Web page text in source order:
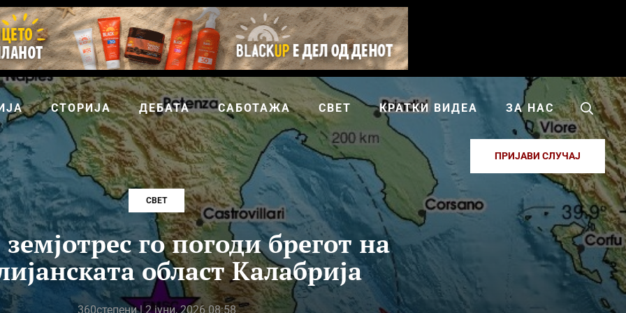
СТОРИЈА ДЕБАТА САБОТАЖА СВЕТ КРАТКИ ВИДЕА ЗА НАС
ПРИЈАВИ СЛУЧАЈ
СВЕТ
го погоди брегот на
област Калабрија
360степени| 2 јуни, 2026 08:58